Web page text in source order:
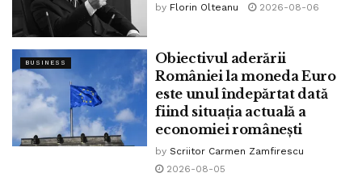
by Florin Olteanu 2026-08-06
BUSINESS
Obiectivul aderării
României la moneda Euro
este unul îndepărtat dată
fiind situația actuală a
economiei românești
by Scriitor Carmen Zamfirescu
2026-08-05